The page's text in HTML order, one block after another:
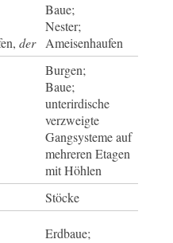
der
Baue;
Nester;
Ameisenhaufen
Burgen;
Baue;
unterirdische
verzweigte
Gangsysteme auf
mehreren Etagen
mit Höhlen
Stöcke
Erdbaue;